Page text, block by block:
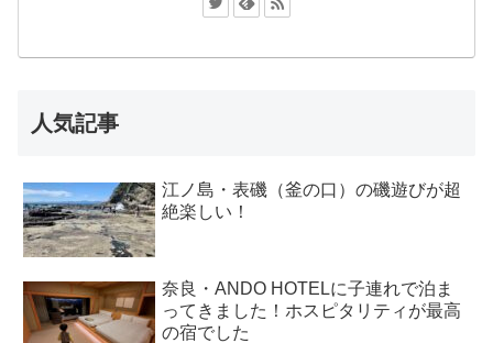
人気記事
江ノ島・表磯（釜の口）の磯遊びが超
絶楽しい！
奈良・ANDO HOTELに子連れで泊ま
ってきました！ホスピタリティが最高
の宿でした